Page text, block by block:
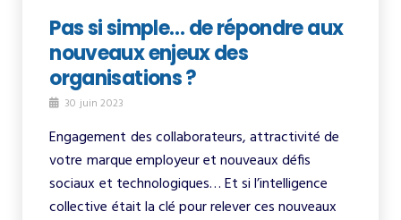
Pas si simple… de répondre aux
nouveaux enjeux des
organisations ?
30 juin 2023
Engagement des collaborateurs, attractivité de
votre marque employeur et nouveaux défis
sociaux et technologiques… Et si l’intelligence
collective était la clé pour relever ces nouveaux